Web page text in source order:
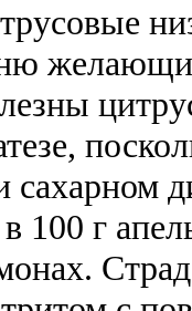
сахарном
в 100 г